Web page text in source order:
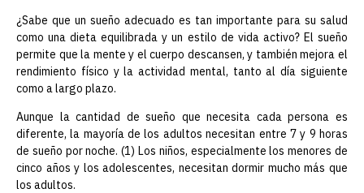
¿Sabe que un sueño adecuado es tan importante para su salud
como una dieta equilibrada y un estilo de vida activo? El sueño
permite que la mente y el cuerpo descansen, y también mejora el
rendimiento físico y la actividad mental, tanto al día siguiente
como a largo plazo.
Aunque la cantidad de sueño que necesita cada persona es
diferente, la mayoría de los adultos necesitan entre 7 y 9 horas
de sueño por noche. (1) Los niños, especialmente los menores de
cinco años y los adolescentes, necesitan dormir mucho más que
los adultos.